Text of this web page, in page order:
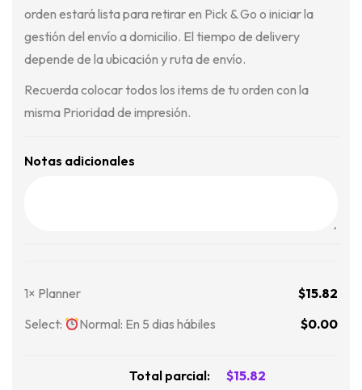
orden estará lista para retirar en Pick & Go o iniciar la
gestión del envío a domicilio. El tiempo de delivery
depende de la ubicación y ruta de envío.
Recuerda colocar todos los items de tu orden con la
misma Prioridad de impresión.
Notas adicionales
1× Planner $15.82
Select:
Normal: En 5 dias hábiles $0.00
Total parcial: $15.82